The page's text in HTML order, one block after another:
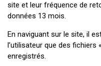
site et leur fréquence de
données 13 mois.
En naviguant sur le site, il
l’utilisateur que des fichiers
enregistrés.